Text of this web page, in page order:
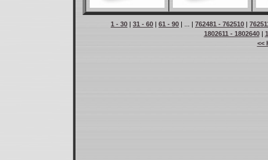
1 - 30 | 31 - 60 | 61 - 90 | ... | 762481 - 762510 |
1802611 - 1802640|
<<